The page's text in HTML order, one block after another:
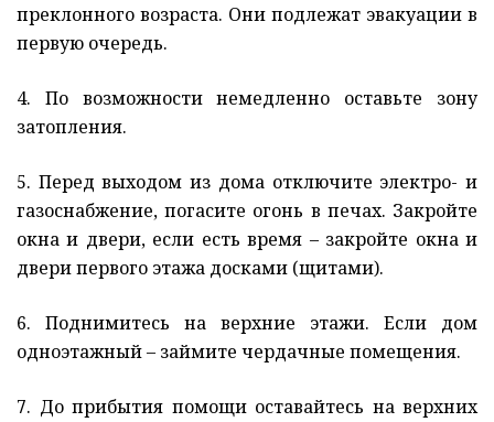
преклонного возраста. Они подлежат эвакуации в
первую очередь.
4. По возможности немедленно оставьте зону
затопления.
5. Перед выходом из дома отключите электро- и
газоснабжение, погасите огонь в печах. Закройте
окна и двери, если есть время – закройте окна и
двери первого этажа досками (щитами).
6. Поднимитесь на верхние этажи. Если дом
одноэтажный – займите чердачные помещения.
7. До прибытия помощи оставайтесь на верхних